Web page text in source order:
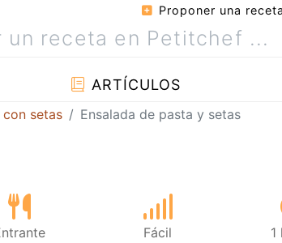
Proponer una receta
ARTÍCULOS
con setas Ensalada de pasta y setas
Fácil 1